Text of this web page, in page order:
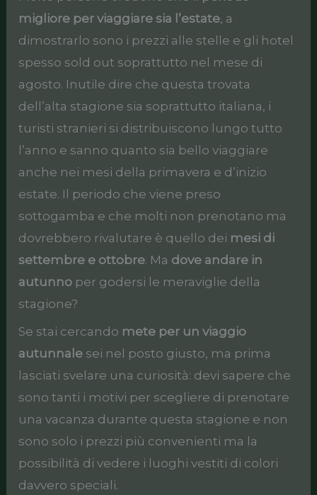
migliore per viaggiare sia l’estate, a
dimostrarlo sono i prezzi alle stelle e gli hotel
spesso sold out soprattutto nel mese di
agosto. Inutile dire che questa trovata
dell’alta stagione sia soprattutto italiana, i
turisti stranieri si distribuiscono lungo tutto
l’anno e sanno quanto sia bello viaggiare
anche nei mesi della primavera e d’inizio
estate. Il periodo che viene preso
sottogamba e che molti non prenotano ma
dovrebbero rivalutare è quello dei mesi di
settembre e ottobre. Ma dove andare in
autunno per godersi le meraviglie della
stagione?
Se stai cercando mete per un viaggio
autunnale sei nel posto giusto, ma prima
lasciati svelare una curiosità: devi sapere che
sono tanti i motivi per scegliere di prenotare
una vacanza durante questa stagione e non
sono solo i prezzi più convenienti ma la
possibilità di vedere i luoghi vestiti di colori
davvero speciali.